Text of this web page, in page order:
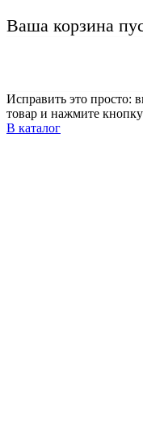
Ваша корзина
Исправить это просто:
товар и нажмите
В каталог